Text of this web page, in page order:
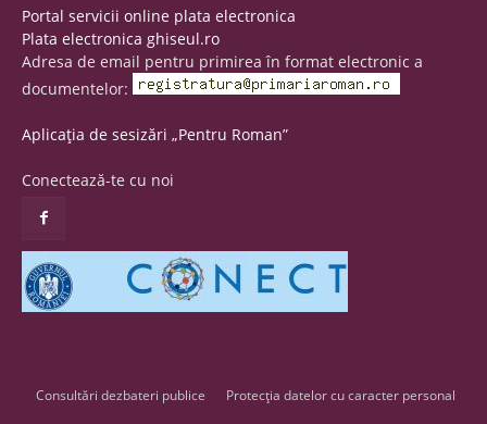
Portal servicii online plata electronica
Plata electronica ghiseul.ro
Adresa de email pentru primirea în format electronic a
documentelor:
Aplicația de sesizări „Pentru Roman”
Conectează-te cu noi
Consultări dezbateri publice Protecția datelor cu caracter personal